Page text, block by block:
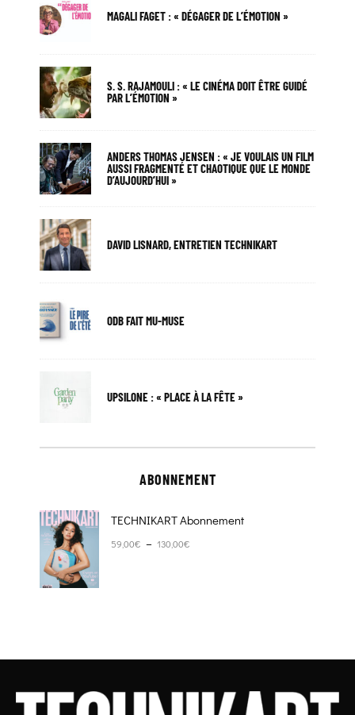
MAGALI FAGET : « DÉGAGER DE L’ÉMOTION »
S. S. RAJAMOULI : « LE CINÉMA DOIT ÊTRE GUIDÉ
PAR L’ÉMOTION »
ANDERS THOMAS JENSEN : « JE VOULAIS UN FILM
AUSSI FRAGMENTÉ ET CHAOTIQUE QUE LE MONDE
D’AUJOURD’HUI »
DAVID LISNARD, ENTRETIEN TECHNIKART
ODB FAIT MU-MUSE
UPSILONE : « PLACE À LA FÊTE »
ABONNEMENT
TECHNIKART Abonnement
59,00€ – 130,00€